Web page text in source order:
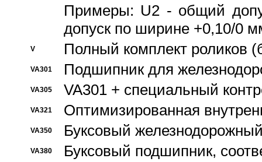
Примеры: U2 - общий
допуск по ширине +0,10/0
V Полный комплект роликов
VA301 Подшипник для
VA305 VA301 + специальный
VA321 Оптимизированная
VA350 Буксовый
VA380 Буксовый подшипник,